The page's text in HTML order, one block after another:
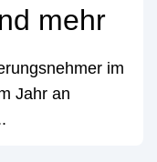
mehr
im
Jahr an